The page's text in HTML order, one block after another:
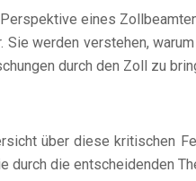
eines
Sie werden verstehen,
durch den Zoll zu
über diese kritischen
durch die entscheidenden